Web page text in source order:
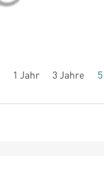
1 Jahr 3 Jahre